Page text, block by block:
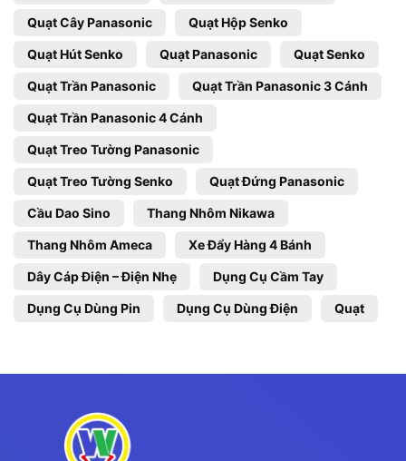
Quạt Cây Panasonic Quạt Hộp Senko
Quạt Hút Senko Quạt Panasonic Quạt Senko
Quạt Trần Panasonic Quạt Trần Panasonic 3 Cánh
Quạt Trần Panasonic 4 Cánh
Quạt Treo Tường Panasonic
Quạt Treo Tường Senko Quạt Đứng Panasonic
Cầu Dao Sino Thang Nhôm Nikawa
Thang Nhôm Ameca Xe Đẩy Hàng 4 Bánh
Dây Cáp Điện – Điện Nhẹ Dụng Cụ Cầm Tay
Dụng Cụ Dùng Pin Dụng Cụ Dùng Điện Quạt